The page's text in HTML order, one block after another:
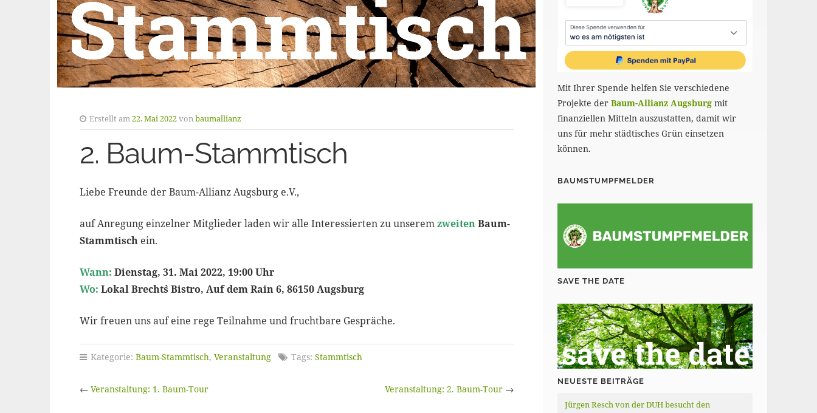
Erstellt am22. Mai 2022vonbaumallianz
2. Baum-Stammtisch
Liebe Freunde der Baum-Allianz Augsburg e.V.,
auf Anregung einzelner Mitglieder laden wir alle Interessierten zu unseremzweitenBaum-
Stammtischein.
Wann: Dienstag, 31. Mai 2022, 19:00 Uhr
Wo: Lokal Brecht`s Bistro, Auf dem Rain 6, 86150 Augsburg
Wir freuen uns auf eine rege Teilnahme und fruchtbare Gespräche.
Kategorie: Baum-Stammtisch, Veranstaltung Tags: Stammtisch
← Veranstaltung: 1. Baum-Tour Veranstaltung: 2. Baum-Tour→
Mit Ihrer Spende helfen Sie verschiedene
Projekte derBaum-Allianz Augsburg mit
finanziellen Mitteln auszustatten, damit wir
uns für mehr städtisches Grün einsetzen
können.
BAUMSTUMPFMELDER
SAVE THE DATE
NEUESTE BEITRÄGE
Jürgen Resch von der DUH besucht den